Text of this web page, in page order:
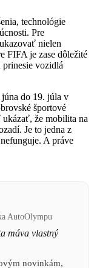
technológie
Pre
nielen
FIFA je zase dôležité
vozidlá
do 19. júla v
športové
že mobilita na
Je to jedna z
A práve
AutoOlympu
máva vlastný
novinkám,